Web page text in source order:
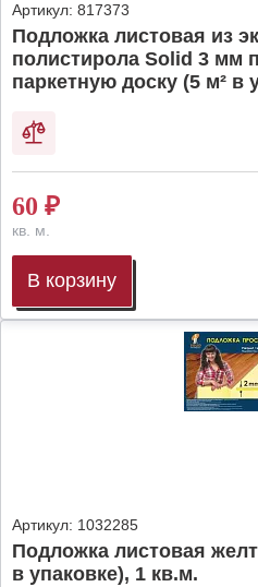
Артикул: 817373
Подложка листовая из
полистирола Solid 3 мм
паркетную доску (5 м² в
60 ₽
кв. м.
В корзину
Артикул: 1032285
Подложка листовая
в упаковке), 1 кв.м.